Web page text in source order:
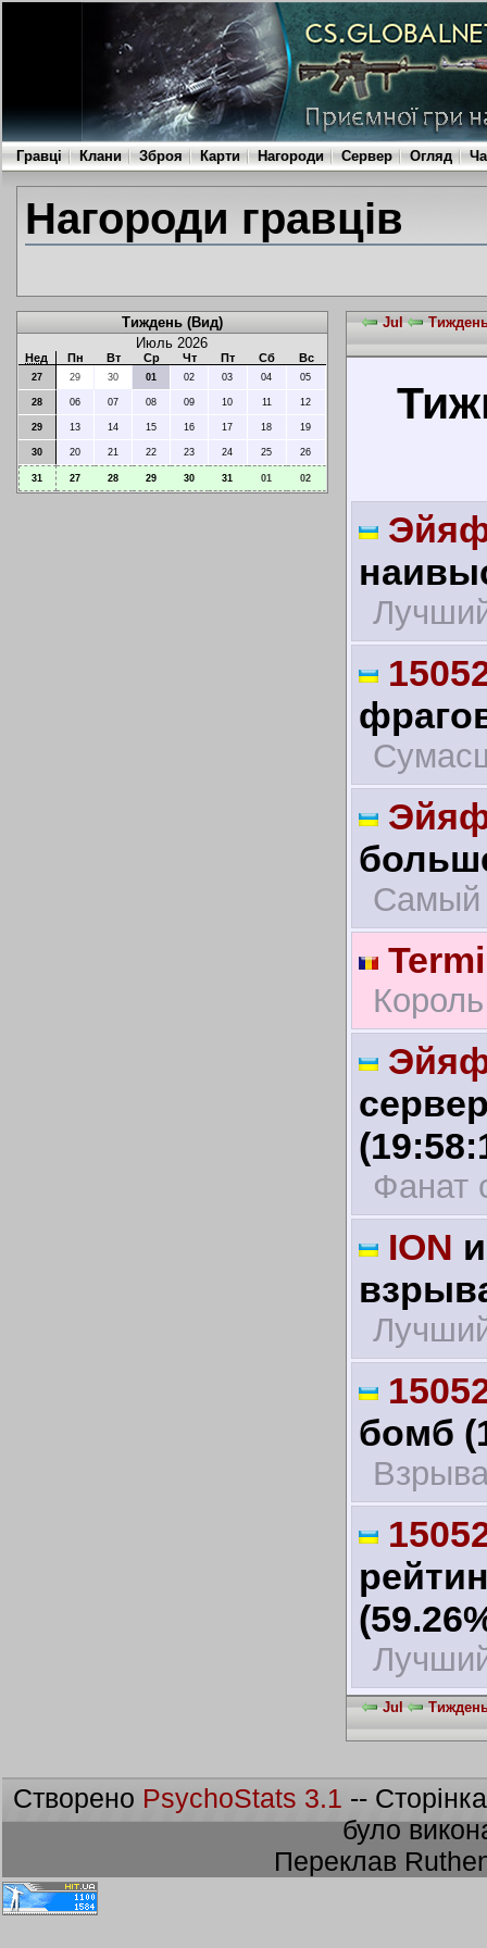
Гравці Клани Зброя Карти Нагороди Сервер Огляд
Нагороди гравців
Тиждень (Вид)
Июль 2026
Нед Пн Вт Ср Чт Пт Сб Вс
27 29 30 01 02 03 04 05
28 06 07 08 09 10 11 12
29 13 14 15 16 17 18 19
30 20 21 22 23 24 25 26
31 27 28 29 30 31 01 02
Jul
Самый
Фанат
ION
бомб
Jul
Створено PsychoStats 3.1 --
було
Переклав